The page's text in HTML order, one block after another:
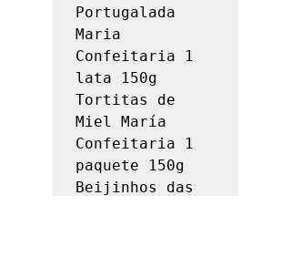
Portugalada
Maria
Confeitaria 1
lata 150g
Tortitas de
Miel María
Confeitaria 1
paquete 150g
Beijinhos das